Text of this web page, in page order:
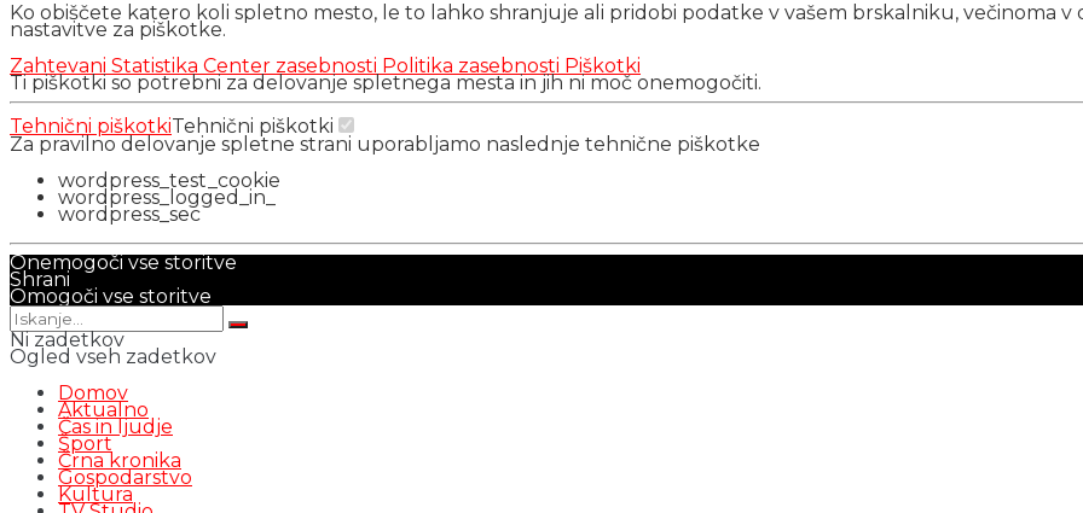
Ko obiščete katero koli spletno mesto, le to lahko shranjuje ali pridobi podatke v vašem brskalniku, večinoma
nastavitve za piškotke.
Zahtevani Statistika Center zasebnosti Politika zasebnosti Piškotki
Ti piškotki so potrebni za delovanje spletnega mesta in jih ni moč onemogočiti.
Tehnični piškotkiTehnični piškotki
Za pravilno delovanje spletne strani uporabljamo naslednje tehnične piškotke
wordpress_test_cookie
wordpress_logged_in_
wordpress_sec
Onemogoči vse storitve
Shrani
Omogoči vse storitve
Ni zadetkov
Ogled vseh zadetkov
Domov
Aktualno
Čas in ljudje
Šport
Črna kronika
Gospodarstvo
Kultura